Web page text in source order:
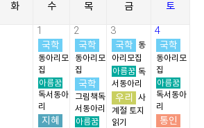
화 수 목 금 토
1
국학
동아리모
집
아름꿈
독서동아
리
지혜
2
국학
동아리모
집
국학
그림책독
서동아리
아름꿈
3
국학
동
아리모집
아름꿈 독
서동아리
우리
사
계절 토지
읽기
4
국학
동아리모
집
아름꿈
독서동아
리
통인